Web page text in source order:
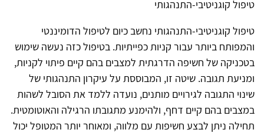
טיפול קוגניטיבי-התנהגותי
טיפול קוגניטיבי-התנהגותי נחשב כיום לטיפול הדומיננטי
והמפותח ביותר עבור קניות כפייתיות. בטיפול כזה נעשה שימוש
בטכניקה של חשיפה הדרגתית למצבים בהם קיים פיתוי לקניות,
ומניעת תגובה. שיטה זו, המבוססת על עיקרון התנהגותי של
שינוי התגובה לגירויים מותנים, נועדה ללמד את הסובל לשהות
במצבים בהם קיים דחף, ולהימנע מתגובתו הרגילה והאוטומטית.
תחילה ניתן לבצע חשיפות עם מלווה, ומאוחר יותר המטופל יכול